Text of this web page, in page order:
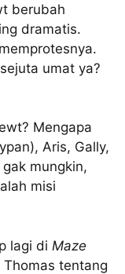
berubah
dramatis.
umat ya?
Mengapa
Aris, Gally,
mungkin,
misi
lagi di Maze
Thomas tentang